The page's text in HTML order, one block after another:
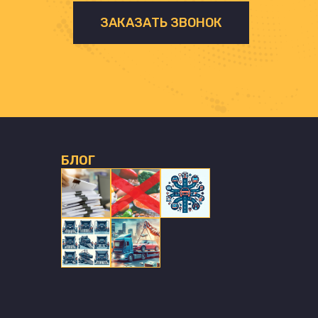
ЗАКАЗАТЬ ЗВОНОК
БЛОГ